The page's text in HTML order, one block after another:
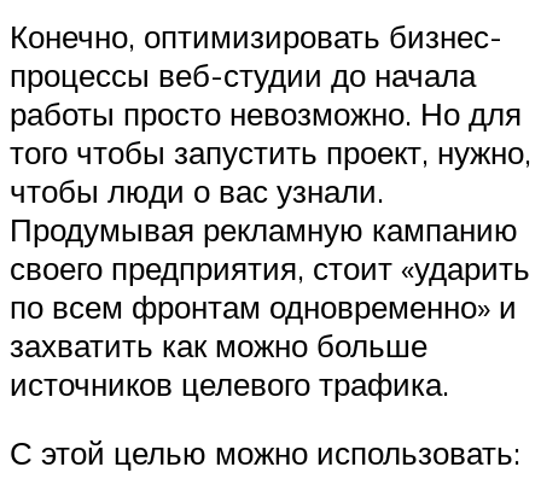
Конечно, оптимизировать бизнес-
процессы веб-студии до начала
работы просто невозможно. Но для
того чтобы запустить проект, нужно,
чтобы люди о вас узнали.
Продумывая рекламную кампанию
своего предприятия, стоит «ударить
по всем фронтам одновременно» и
захватить как можно больше
источников целевого трафика.
С этой целью можно использовать: